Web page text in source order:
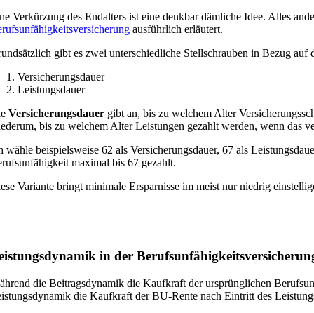
Verkürzung des Endalters ist eine denkbar dämliche Idee. Alles
ausführlich erläutert.
gibt es zwei unterschiedliche Stellschrauben in Bezug
Versicherungsdauer
Leistungsdauer
Versicherungsdauergibt an, bis zu welchem Alter
bis zu welchem Alter Leistungen gezahlt werden, wenn das
wähle beispielsweise 62 als Versicherungsdauer, 67 als
maximal bis 67 gezahlt.
Variante bringt minimale Ersparnisse im meist nur niedrig
in der
die Beitragsdynamik die Kaufkraft der ursprünglichen
die Kaufkraft der BU-Rente nach Eintritt des